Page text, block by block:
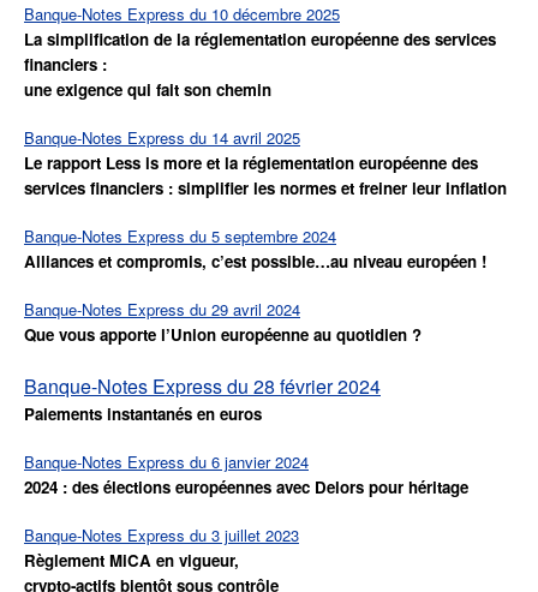
Banque-Notes Express du 10 décembre 2025
La simplification de la réglementation européenne des services
financiers :
une exigence qui fait son chemin
Banque-Notes Express du 14 avril 2025
Le rapport Less is more et la réglementation européenne des
services financiers : simplifier les normes et freiner leur inflation
Banque-Notes Express du 5 septembre 2024
Alliances et compromis, c’est possible…au niveau européen !
Banque-Notes Express du 29 avril 2024
Que vous apporte l’Union européenne au quotidien ?
Banque-Notes Express du 28 février 2024
Paiements instantanés en euros
Banque-Notes Express du 6 janvier 2024
2024 : des élections européennes avec Delors pour héritage
Banque-Notes Express du 3 juillet 2023
Règlement MiCA en vigueur,
crypto-actifs bientôt sous contrôle